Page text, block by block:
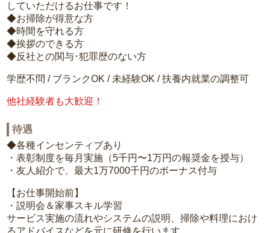
していただけるお仕事です！
◆お掃除が得意な方
◆時間を守れる方
◆挨拶のできる方
◆反社との関与･犯罪歴のない方
学歴不問 / ブランクOK / 未経験OK / 扶養内就業の調整可
他社経験者も大歓迎！
待遇
◆各種インセンティブあり
・表彰制度を毎月実施（5千円〜1万円の報奨金を授与）
・友人紹介で、最大1万7000千円のボーナス付与
【お仕事開始前】
・説明会＆家事スキル学習
サービス実施の流れやシステムの説明、掃除や料理におけ